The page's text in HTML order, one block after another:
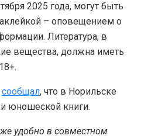
2025 года, могут быть
– оповещением о
Литература, в
вещества, должна иметь
сообщал, что в Норильске
и юношеской книги.
удобно в совместном